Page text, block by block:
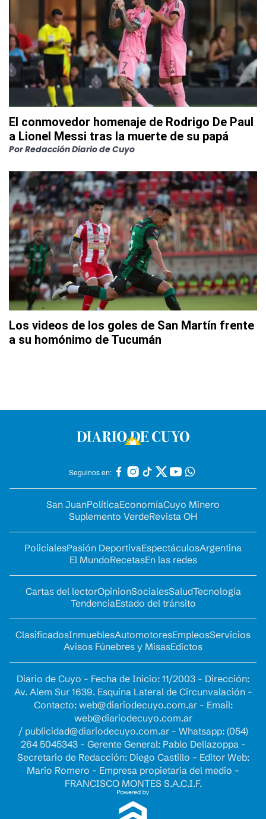
El conmovedor homenaje de Rodrigo De Paul
a Lionel Messi tras la muerte de su papá
PorRedacción Diario de Cuyo
Los videos de los goles de San Martín frente
a su homónimo de Tucumán
Seguinos en:
San JuanPolíticaEconomíaCuyo Minero
Suplemento VerdeRevista OH
PolicialesPasión DeportivaEspectáculosArgentina
El MundoRecetasEn las redes
Cartas del lectorOpinionSocialesSaludTecnología
TendenciaEstado del tránsito
ClasificadosInmueblesAutomotoresEmpleosServicios
Avisos Fúnebres y MisasEdictos
Diario de Cuyo - Fecha de Inicio: 11/2003 - Dirección:
Av. Alem Sur 1639. Esquina Lateral de Circunvalación -
Contacto: web@diariodecuyo.com.ar- Email:
web@diariodecuyo.com.ar
/ publicidad@diariodecuyo.com.ar- Whatsapp: (054)
264 5045343 - Gerente General: Pablo Dellazoppa -
Secretario de Redacción: Diego Castillo - Editor Web:
Mario Romero - Empresa propietaria del medio -
FRANCISCO MONTES S.A.C.I.F.